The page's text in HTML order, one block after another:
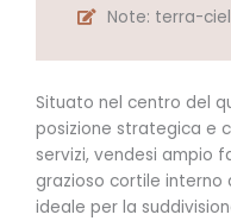
Note: terra-
Situato nel centro del
posizione strategica e
servizi, vendesi ampio
grazioso cortile interno
ideale per la